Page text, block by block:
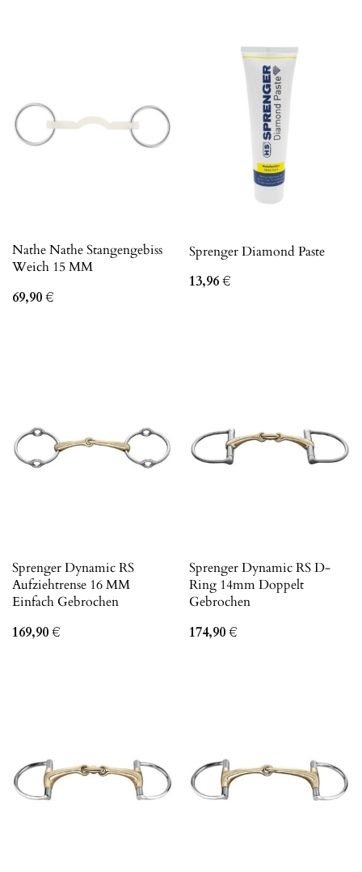
Nathe Nathe Stangengebiss
Weich 15 MM
69,90€
Sprenger Diamond Paste
13,96€
Sprenger Dynamic RS
Aufziehtrense 16 MM
Einfach Gebrochen
169,90€
Sprenger Dynamic RS D-
Ring 14mm Doppelt
Gebrochen
174,90€